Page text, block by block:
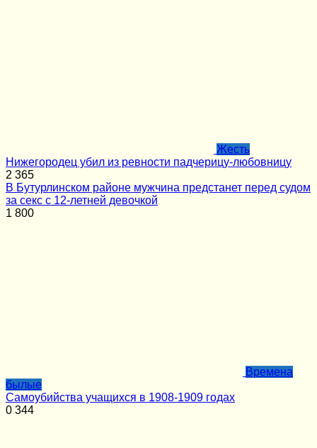
Жесть
Нижегородец убил из ревности падчерицу-любовницу
2 365
В Бутурлинском районе мужчина предстанет перед судом
за секс с 12-летней девочкой
1 800
Времена
былые
Самоубийства учащихся в 1908-1909 годах
0 344